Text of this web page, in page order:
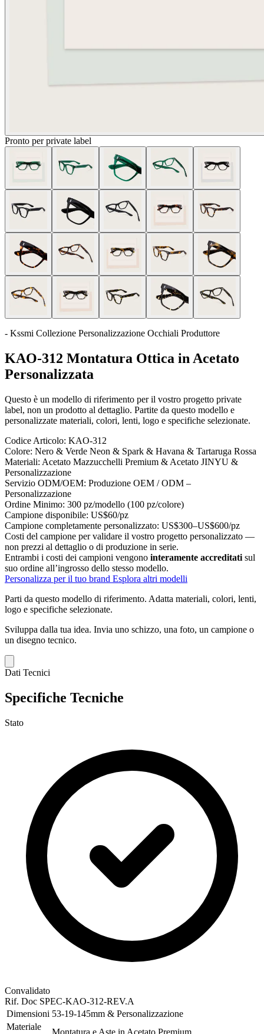
Pronto per private label
- Kssmi Collezione Personalizzazione Occhiali Produttore
KAO-312 Montatura Ottica in Acetato
Personalizzata
Questo è un modello di riferimento per il vostro progetto private
label, non un prodotto al dettaglio. Partite da questo modello e
personalizzate materiali, colori, lenti, logo e specifiche selezionate.
Codice Articolo: KAO-312
Colore: Nero & Verde Neon & Spark & Havana & Tartaruga Rossa
Materiali: Acetato Mazzucchelli Premium & Acetato JINYU &
Personalizzazione
Servizio ODM/OEM: Produzione OEM / ODM –
Personalizzazione
Ordine Minimo: 300 pz/modello (100 pz/colore)
Campione disponibile: US$60/pz
Campione completamente personalizzato: US$300–US$600/pz
Costi del campione per validare il vostro progetto personalizzato —
non prezzi al dettaglio o di produzione in serie.
Entrambi i costi dei campioni vengono interamente accreditati sul
suo ordine all’ingrosso dello stesso modello.
Personalizza per il tuo brand Esplora altri modelli
Parti da questo modello di riferimento. Adatta materiali, colori, lenti,
logo e specifiche selezionate.
Sviluppa dalla tua idea. Invia uno schizzo, una foto, un campione o
un disegno tecnico.
Dati Tecnici
Specifiche Tecniche
Stato
Convalidato
Rif. Doc SPEC-KAO-312-REV.A
Dimensioni 53-19-145mm & Personalizzazione
Materiale
Montatura e Aste in Acetato Premium